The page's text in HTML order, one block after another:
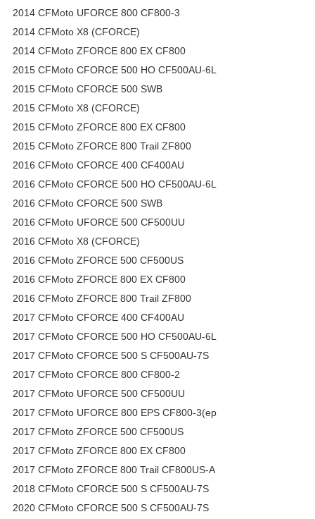
2014 CFMoto UFORCE 800 CF800-3
2014 CFMoto X8 (CFORCE)
2014 CFMoto ZFORCE 800 EX CF800
2015 CFMoto CFORCE 500 HO CF500AU-6L
2015 CFMoto CFORCE 500 SWB
2015 CFMoto X8 (CFORCE)
2015 CFMoto ZFORCE 800 EX CF800
2015 CFMoto ZFORCE 800 Trail ZF800
2016 CFMoto CFORCE 400 CF400AU
2016 CFMoto CFORCE 500 HO CF500AU-6L
2016 CFMoto CFORCE 500 SWB
2016 CFMoto UFORCE 500 CF500UU
2016 CFMoto X8 (CFORCE)
2016 CFMoto ZFORCE 500 CF500US
2016 CFMoto ZFORCE 800 EX CF800
2016 CFMoto ZFORCE 800 Trail ZF800
2017 CFMoto CFORCE 400 CF400AU
2017 CFMoto CFORCE 500 HO CF500AU-6L
2017 CFMoto CFORCE 500 S CF500AU-7S
2017 CFMoto CFORCE 800 CF800-2
2017 CFMoto UFORCE 500 CF500UU
2017 CFMoto UFORCE 800 EPS CF800-3(ep
2017 CFMoto ZFORCE 500 CF500US
2017 CFMoto ZFORCE 800 EX CF800
2017 CFMoto ZFORCE 800 Trail CF800US-A
2018 CFMoto CFORCE 500 S CF500AU-7S
2020 CFMoto CFORCE 500 S CF500AU-7S